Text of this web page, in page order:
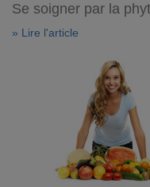
Se soigner par la
» Lire l'article